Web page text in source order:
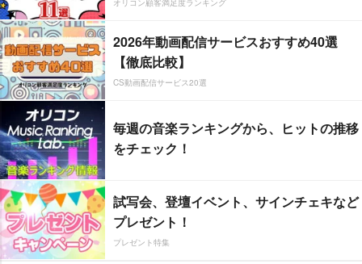
2026年動画配信サービスおすすめ40選
【徹底比較】
CS動画配信サービス20選
毎週の音楽ランキングから、ヒットの推移
をチェック！
試写会、登壇イベント、サインチェキなど
プレゼント！
プレゼント特集